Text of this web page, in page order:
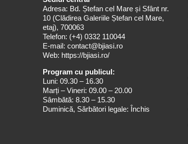
Adresa: Bd. Ștefan cel Mare și Sfânt nr.
10 (Clădirea Galeriile Ștefan cel Mare,
etaj), 700063
Telefon: (+4) 0332 110044
E-mail: contact@bjiasi.ro
Web: https://bjiasi.ro/
Program cu publicul:
Luni: 09.30 – 16.30
Marți – Vineri: 09.00 – 20.00
Sâmbătă: 8.30 – 15.30
Duminică, Sărbători legale: Închis